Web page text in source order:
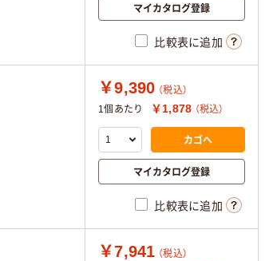
マイカタログ登録
比較表に追加
￥9,390 （税込）
1個あたり
￥1,878 （税込）
カゴへ
マイカタログ登録
比較表に追加
￥7,941 （税込）